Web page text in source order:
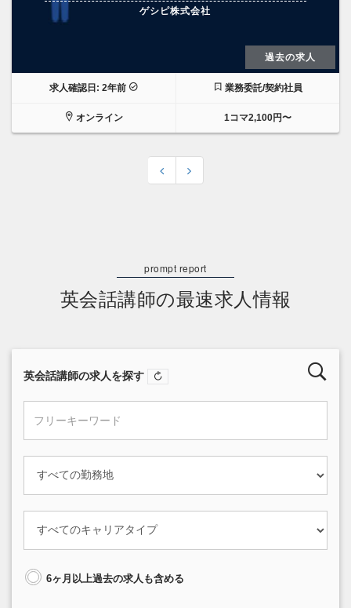
ゲシピ株式会社
過去の求人
求人確認日: 2年前 業務委託/契約社員
オンライン 1コマ2,100円〜
英会話講師の最速求人情報
英会話講師の求人を探す
6ヶ月以上過去の求人も含める